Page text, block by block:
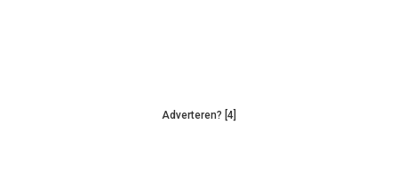
Adverteren? [4]